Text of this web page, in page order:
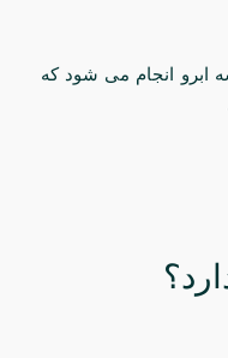
ابرو انجام می شود که